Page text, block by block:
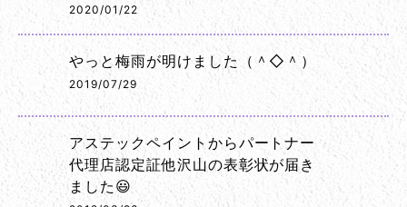
2020/01/22
やっと梅雨が明けました（＾◇＾）
2019/07/29
アステックペイントからパートナー
代理店認定証他沢山の表彰状が届き
ました😃